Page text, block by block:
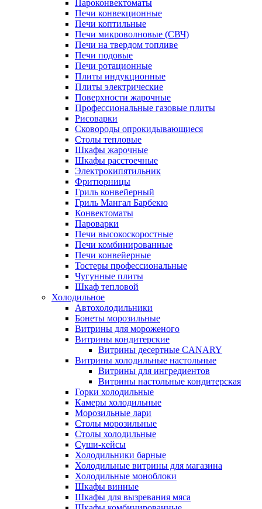
Пароконвектоматы
Печи конвекционные
Печи коптильные
Печи микроволновые (СВЧ)
Печи на твердом топливе
Печи подовые
Печи ротационные
Плиты индукционные
Плиты электрические
Поверхности жарочные
Профессиональные газовые плиты
Рисоварки
Сковороды опрокидывающиеся
Столы тепловые
Шкафы жарочные
Шкафы расстоечные
Электрокипятильник
Фритюрницы
Гриль конвейерный
Гриль Мангал Барбекю
Конвектоматы
Пароварки
Печи высокоскоростные
Печи комбинированные
Печи конвейерные
Тостеры профессиональные
Чугунные плиты
Шкаф тепловой
Холодильное
Автохолодильники
Бонеты морозильные
Витрины для мороженого
Витрины кондитерские
Витрины десертные CANARY
Витрины холодильные настольные
Витрины для ингредиентов
Витрины настольные кондитерская
Горки холодильные
Камеры холодильные
Морозильные лари
Столы морозильные
Столы холодильные
Суши-кейсы
Холодильники барные
Холодильные витрины для магазина
Холодильные моноблоки
Шкафы винные
Шкафы для вызревания мяса